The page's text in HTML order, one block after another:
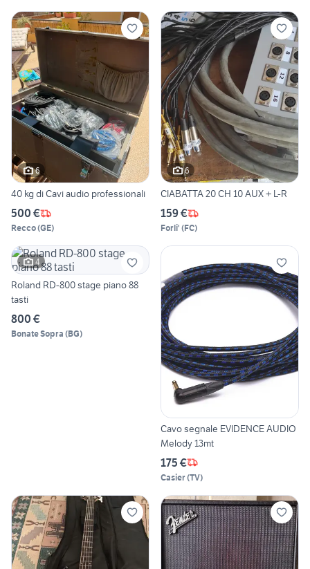
6
40 kg di Cavi audio professionali
500 €
Recco(GE)
6
CIABATTA 20 CH 10 AUX + L-R
159 €
Forli' (FC)
4
Roland RD-800 stage piano 88
tasti
800 €
Bonate Sopra (BG)
Cavo segnale EVIDENCE AUDIO
Melody 13mt
175 €
Casier(TV)